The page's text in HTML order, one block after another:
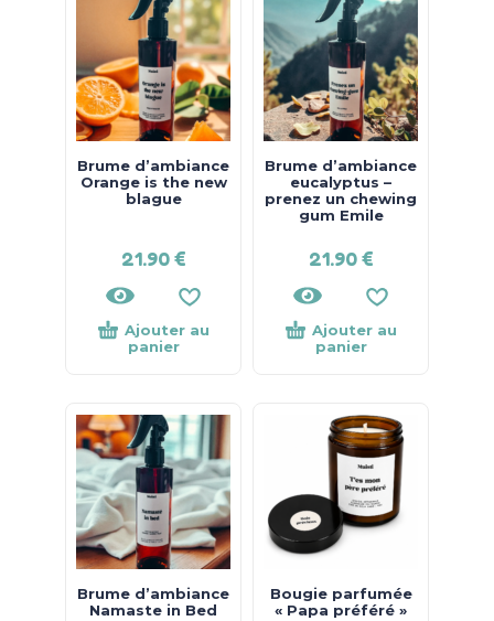
Brume d’ambiance
Orange is the new
blague
21.90€
Ajouter au
panier
Brume d’ambiance
eucalyptus –
prenez un chewing
gum Emile
21.90€
Ajouter au
panier
Brume d’ambiance
Namaste in Bed
Bougie parfumée
« Papa préféré »